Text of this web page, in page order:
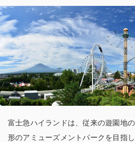
富士急ハイランドは、従来の遊園地
形のアミューズメントパークを目指